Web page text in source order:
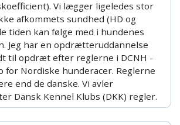
Vi lægger ligeledes stor
afkommets sundhed (HD og
tiden kan følge med i hundenes
Jeg har en opdrætteruddannelse
til opdræt efter reglerne i DCNH -
for Nordiske hunderacer. Reglerne
end de danske. Vi avler
Dansk Kennel Klubs (DKK) regler.